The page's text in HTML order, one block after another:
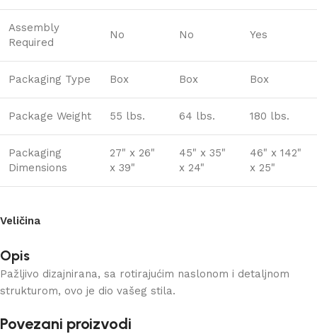
Assembly
Required
No No Yes
Packaging Type Box Box Box
Package Weight 55 lbs. 64 lbs. 180 lbs.
Packaging
Dimensions
27" x 26"
x 39"
45" x 35"
x 24"
46" x 142"
x 25"
Veličina
Opis
Pažljivo dizajnirana, sa rotirajućim naslonom i detaljnom
strukturom, ovo je dio vašeg stila.
Povezani proizvodi